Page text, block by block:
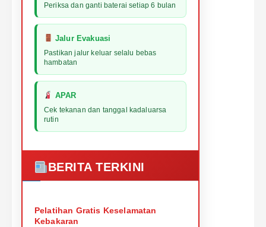
Periksa dan ganti baterai setiap 6 bulan
Jalur Evakuasi
Pastikan jalur keluar selalu bebas
hambatan
APAR
Cek tekanan dan tanggal kadaluarsa
rutin
BERITA TERKINI
Pelatihan Gratis Keselamatan
Kebakaran